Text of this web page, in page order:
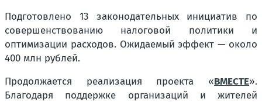
Подготовлено 13 законодательных инициатив по
совершенствованию налоговой политики и
оптимизации расходов. Ожидаемый эффект — около
400 млн рублей.
Продолжается реализация проекта «ВМЕСТЕ».
Благодаря поддержке организаций и жителей